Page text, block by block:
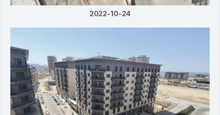
2022-10-24